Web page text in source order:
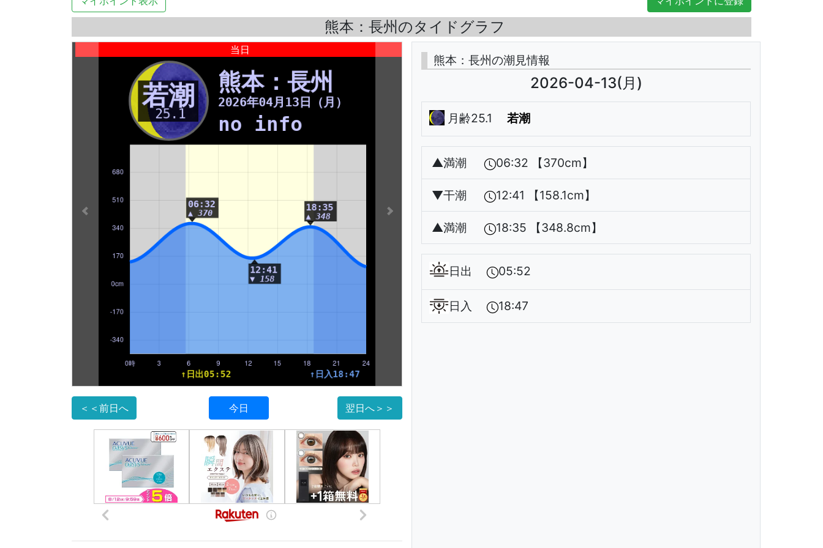
熊本：長州のタイドグラフ
当日
＜＜前日へ 今日 翌日へ＞＞
熊本：長州の潮見情報
2026-04-13(月)
月齢25.1 若潮
▲満潮 06:32 【370cm】
▼干潮 12:41 【158.1cm】
▲満潮 18:35 【348.8cm】
日出 05:52
日入 18:47